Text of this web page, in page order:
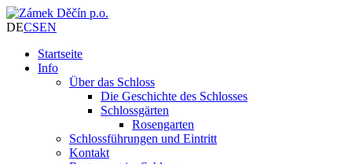
DECSEN
Startseite
Info
Über das Schloss
Die Geschichte des Schlosses
Schlossgärten
Rosengarten
Schlossführungen und Eintritt
Kontakt